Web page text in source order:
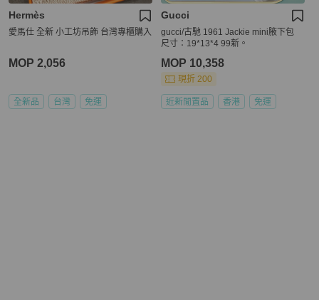
Hermès
愛馬仕 全新 小工坊吊飾 台灣專櫃購入
MOP 2,056
全新品 台灣 免運
Gucci
gucci/古馳 1961 Jackie mini腋下包
尺寸：19*13*4 99新。
MOP 10,358
現折 200
近新閒置品 香港 免運